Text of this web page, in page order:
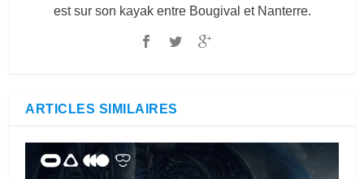
est sur son kayak entre Bougival et Nanterre.
ARTICLES SIMILAIRES